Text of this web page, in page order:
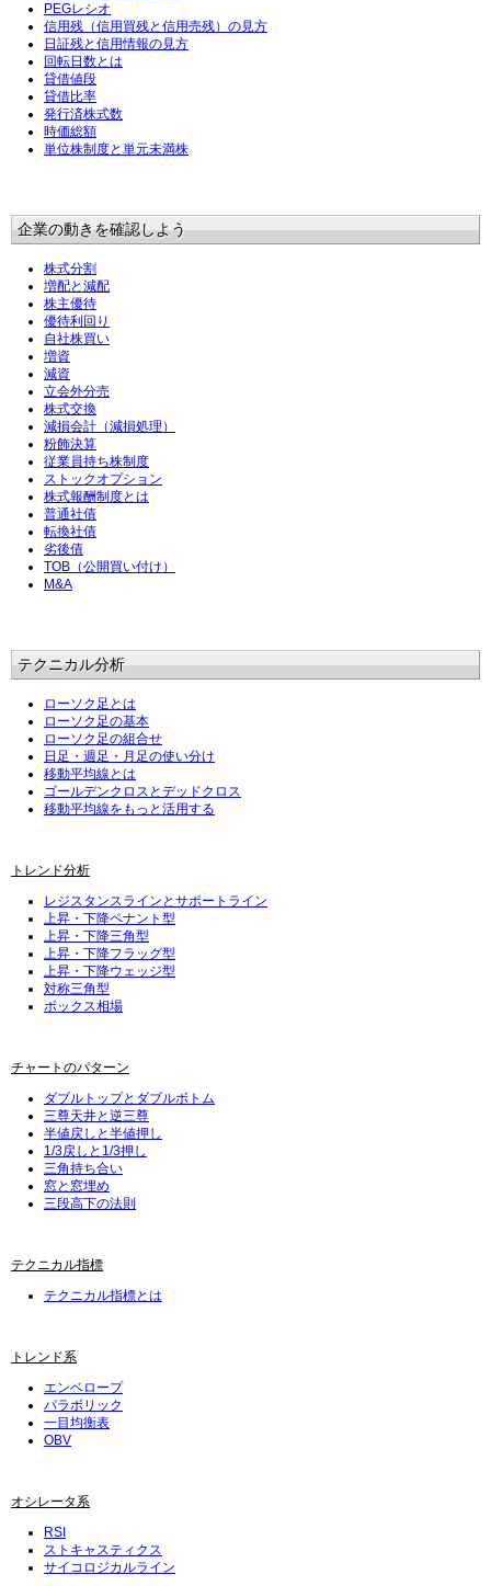
PEGレシオ
信用残（信用買残と信用売残）の見方
日証残と信用情報の見方
回転日数とは
貸借値段
貸借比率
発行済株式数
時価総額
単位株制度と単元未満株
企業の動きを確認しよう
株式分割
増配と減配
株主優待
優待利回り
自社株買い
増資
減資
立会外分売
株式交換
減損会計（減損処理）
粉飾決算
従業員持ち株制度
ストックオプション
株式報酬制度とは
普通社債
転換社債
劣後債
TOB（公開買い付け）
M&A
テクニカル分析
ローソク足とは
ローソク足の基本
ローソク足の組合せ
日足・週足・月足の使い分け
移動平均線とは
ゴールデンクロスとデッドクロス
移動平均線をもっと活用する
トレンド分析
レジスタンスラインとサポートライン
上昇・下降ペナント型
上昇・下降三角型
上昇・下降フラッグ型
上昇・下降ウェッジ型
対称三角型
ボックス相場
チャートのパターン
ダブルトップとダブルボトム
三尊天井と逆三尊
半値戻しと半値押し
1/3戻しと1/3押し
三角持ち合い
窓と窓埋め
三段高下の法則
テクニカル指標
テクニカル指標とは
トレンド系
エンベロープ
パラボリック
一目均衡表
OBV
オシレータ系
RSI
ストキャスティクス
サイコロジカルライン